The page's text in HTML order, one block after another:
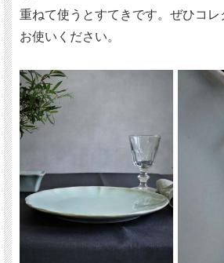
重ねて使うとすてきです。ぜひコレ
お使いください。